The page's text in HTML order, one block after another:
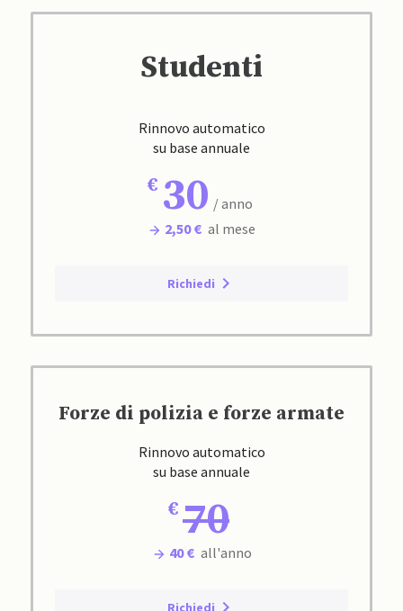
Studenti
Rinnovo automatico
su base annuale
30 / anno
2,50 € al mese
Richiedi
Forze di polizia e forze armate
Rinnovo automatico
su base annuale
70
40 € all'anno
Richiedi